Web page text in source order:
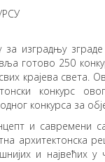
за изградњу
готово 250
крајева света.
конкурс
конкурса за
и савремени
архитектонска
и највећих